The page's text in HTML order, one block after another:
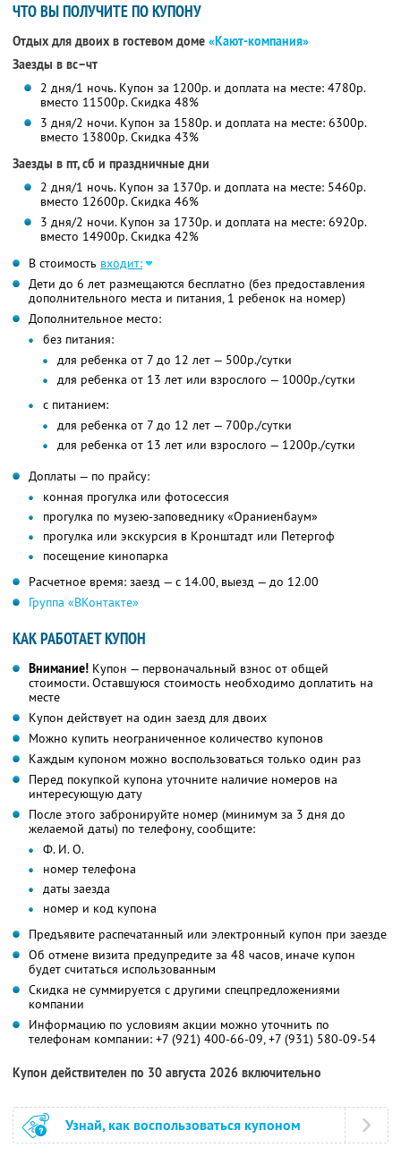
ЧТО ВЫ ПОЛУЧИТЕ ПО КУПОНУ
Отдых для двоих в гостевом доме «Кают-компания»
Заезды в вс–чт
2 дня/1 ночь. Купон за 1200р. и доплата на месте: 4780р.
вместо 11500р. Скидка 48%
3 дня/2 ночи. Купон за 1580р. и доплата на месте: 6300р.
вместо 13800р. Скидка 43%
Заезды в пт, сб и праздничные дни
2 дня/1 ночь. Купон за 1370р. и доплата на месте: 5460р.
вместо 12600р. Скидка 46%
3 дня/2 ночи. Купон за 1730р. и доплата на месте: 6920р.
вместо 14900р. Скидка 42%
В стоимость входит:
Дети до 6 лет размещаются бесплатно (без предоставления
дополнительного места и питания, 1 ребенок на номер)
Дополнительное место:
без питания:
для ребенка от 7 до 12 лет — 500р./сутки
для ребенка от 13 лет или взрослого — 1000р./сутки
с питанием:
для ребенка от 7 до 12 лет — 700р./сутки
для ребенка от 13 лет или взрослого — 1200р./сутки
Доплаты — по прайсу:
конная прогулка или фотосессия
прогулка по музею-заповеднику «Ораниенбаум»
прогулка или экскурсия в Кронштадт или Петергоф
посещение кинопарка
Расчетное время: заезд — с 14.00, выезд — до 12.00
Группа «ВКонтакте»
КАК РАБОТАЕТ КУПОН
Внимание! Купон — первоначальный взнос от общей
стоимости. Оставшуюся стоимость необходимо доплатить на
месте
Купон действует на один заезд для двоих
Можно купить неограниченное количество купонов
Каждым купоном можно воспользоваться только один раз
Перед покупкой купона уточните наличие номеров на
интересующую дату
После этого забронируйте номер (минимум за 3 дня до
желаемой даты) по телефону, сообщите:
Ф. И. О.
номер телефона
даты заезда
номер и код купона
Предъявите распечатанный или электронный купон при заезде
Об отмене визита предупредите за 48 часов, иначе купон
будет считаться использованным
Скидка не суммируется с другими спецпредложениями
компании
Информацию по условиям акции можно уточнить по
телефонам компании: +7 (921) 400-66-09, +7 (931) 580-09-54
Купон действителен по 30 августа 2026 включительно
Узнай, как воспользоваться купоном